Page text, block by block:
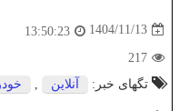
1404/11/13
13:50:23
217
تگهای خبر:
آنلاین